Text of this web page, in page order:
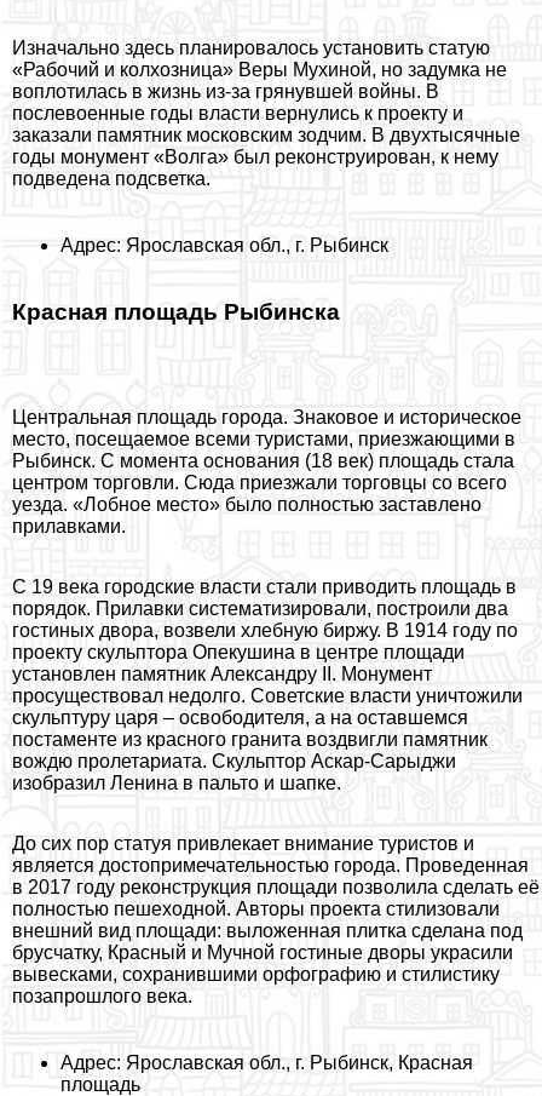
Изначально здесь планировалось установить статую
«Рабочий и колхозница» Веры Мухиной, но задумка не
воплотилась в жизнь из-за грянувшей войны. В
послевоенные годы власти вернулись к проекту и
заказали памятник московским зодчим. В двухтысячные
годы монумент «Волга» был реконструирован, к нему
подведена подсветка.
Адрес: Ярославская обл., г. Рыбинск
Красная площадь Рыбинска
Центральная площадь города. Знаковое и историческое
место, посещаемое всеми туристами, приезжающими в
Рыбинск. С момента основания (18 век) площадь стала
центром торговли. Сюда приезжали торговцы со всего
уезда. «Лобное место» было полностью заставлено
прилавками.
С 19 века городские власти стали приводить площадь в
порядок. Прилавки систематизировали, построили два
гостиных двора, возвели хлебную биржу. В 1914 году по
проекту скульптора Опекушина в центре площади
установлен памятник Александру II. Монумент
просуществовал недолго. Советские власти уничтожили
скульптуру царя – освободителя, а на оставшемся
постаменте из красного гранита воздвигли памятник
вождю пролетариата. Скульптор Аскар-Сарыджи
изобразил Ленина в пальто и шапке.
До сих пор статуя привлекает внимание туристов и
является достопримечательностью города. Проведенная
в 2017 году реконструкция площади позволила сделать её
полностью пешеходной. Авторы проекта стилизовали
внешний вид площади: выложенная плитка сделана под
брусчатку, Красный и Мучной гостиные дворы украсили
вывесками, сохранившими орфографию и стилистику
позапрошлого века.
Адрес: Ярославская обл., г. Рыбинск, Красная
площадь